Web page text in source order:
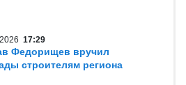
17:29
Федорищев вручил
строителям региона